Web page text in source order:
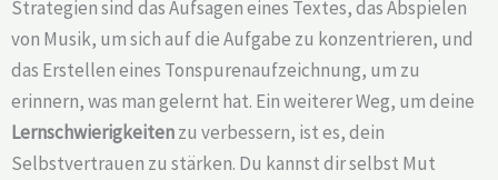
Strategien sind das Aufsagen eines Textes, das Abspielen
von Musik, um sich auf die Aufgabe zu konzentrieren, und
das Erstellen eines Tonspurenaufzeichnung, um zu
erinnern, was man gelernt hat. Ein weiterer Weg, um deine
Lernschwierigkeitenzu verbessern, ist es, dein
Selbstvertrauen zu stärken. Du kannst dir selbst Mut